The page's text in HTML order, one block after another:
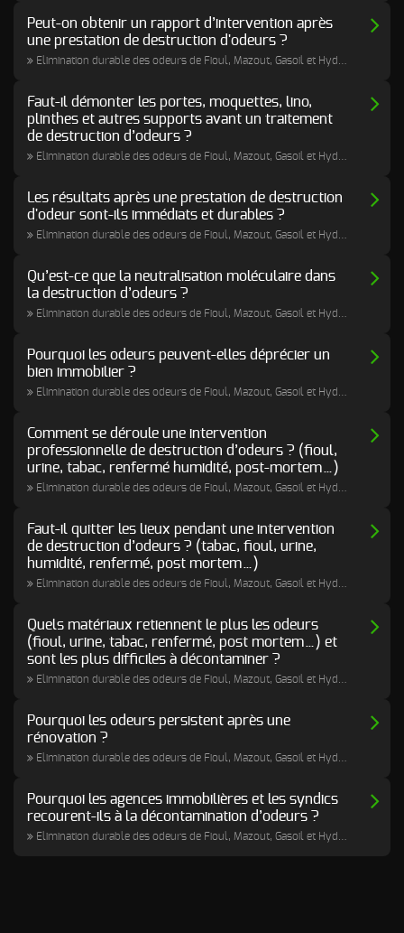
Peut-on obtenir un rapport d’intervention après
une prestation de destruction d'odeurs ?
Elimination durable des odeurs de Fioul, Mazout, Gasoil et Hydrocarbures
Faut-il démonter les portes, moquettes, lino,
plinthes et autres supports avant un traitement
de destruction d’odeurs ?
Elimination durable des odeurs de Fioul, Mazout, Gasoil et Hydrocarbures
Les résultats après une prestation de destruction
d'odeur sont-ils immédiats et durables ?
Elimination durable des odeurs de Fioul, Mazout, Gasoil et Hydrocarbures
Qu’est-ce que la neutralisation moléculaire dans
la destruction d’odeurs ?
Elimination durable des odeurs de Fioul, Mazout, Gasoil et Hydrocarbures
Pourquoi les odeurs peuvent-elles déprécier un
bien immobilier ?
Elimination durable des odeurs de Fioul, Mazout, Gasoil et Hydrocarbures
Comment se déroule une intervention
professionnelle de destruction d’odeurs ? (fioul,
urine, tabac, renfermé humidité, post-mortem…)
Elimination durable des odeurs de Fioul, Mazout, Gasoil et Hydrocarbures
Faut-il quitter les lieux pendant une intervention
de destruction d’odeurs ? (tabac, fioul, urine,
humidité, renfermé, post mortem…)
Elimination durable des odeurs de Fioul, Mazout, Gasoil et Hydrocarbures
Quels matériaux retiennent le plus les odeurs
(fioul, urine, tabac, renfermé, post mortem…) et
sont les plus difficiles à décontaminer ?
Elimination durable des odeurs de Fioul, Mazout, Gasoil et Hydrocarbures
Pourquoi les odeurs persistent après une
rénovation ?
Elimination durable des odeurs de Fioul, Mazout, Gasoil et Hydrocarbures
Pourquoi les agences immobilières et les syndics
recourent-ils à la décontamination d’odeurs ?
Elimination durable des odeurs de Fioul, Mazout, Gasoil et Hydrocarbures